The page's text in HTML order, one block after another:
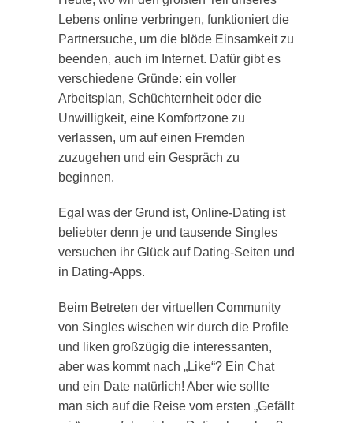
Lebens online verbringen, funktioniert die
Partnersuche, um die blöde Einsamkeit zu
beenden, auch im Internet. Dafür gibt es
verschiedene Gründe: ein voller
Arbeitsplan, Schüchternheit oder die
Unwilligkeit, eine Komfortzone zu
verlassen, um auf einen Fremden
zuzugehen und ein Gespräch zu
beginnen.
Egal was der Grund ist, Online-Dating ist
beliebter denn je und tausende Singles
versuchen ihr Glück auf Dating-Seiten und
in Dating-Apps.
Beim Betreten der virtuellen Community
von Singles wischen wir durch die Profile
und liken großzügig die interessanten,
aber was kommt nach „Like“? Ein Chat
und ein Date natürlich! Aber wie sollte
man sich auf die Reise vom ersten „Gefällt